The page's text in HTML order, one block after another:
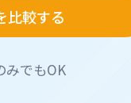
比較する
みでもOK